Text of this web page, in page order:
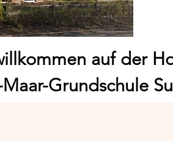
auf der
Maar-Grundschule